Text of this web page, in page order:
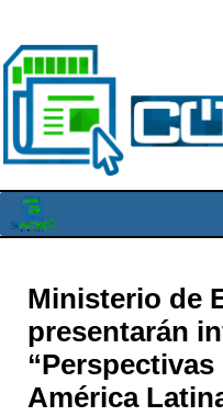
Ministerio de
presentarán
América